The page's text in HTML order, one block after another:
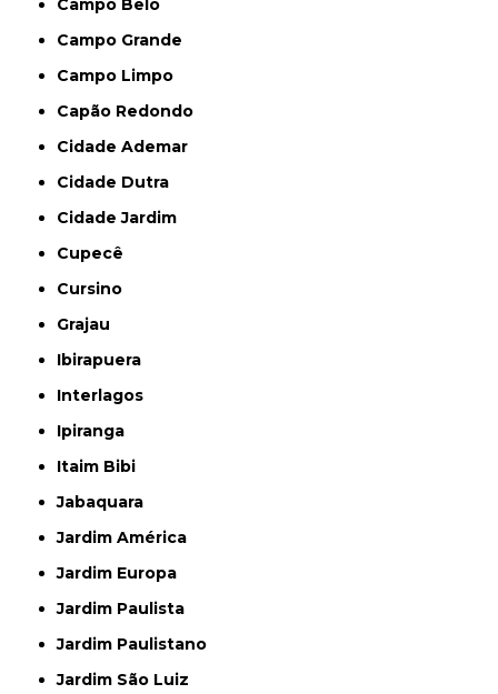
Campo Grande
Campo Limpo
Capão Redondo
Cidade Ademar
Cidade Dutra
Cidade Jardim
Cupecê
Cursino
Grajau
Ibirapuera
Interlagos
Ipiranga
Itaim Bibi
Jabaquara
Jardim América
Jardim Europa
Jardim Paulista
Jardim Paulistano
Jardim São Luiz